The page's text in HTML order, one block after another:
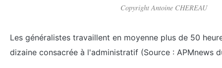
Copyright Antoine CHEREAU
Les généralistes travaillent en moyenne plus de 50
dizaine consacrée à l'administratif (Source : APMnews